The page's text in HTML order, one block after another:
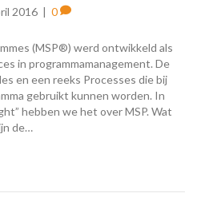
2016 | 0
(MSP®) werd ontwikkeld als
in programmamanagement. De
en een reeks Processes die bij
gebruikt kunnen worden. In
hebben we het over MSP. Wat
de…